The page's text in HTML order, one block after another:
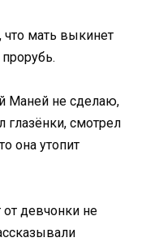
что мать выкинет
Маней не сделаю,
глазёнки, смотрел
она утопит
девчонки не